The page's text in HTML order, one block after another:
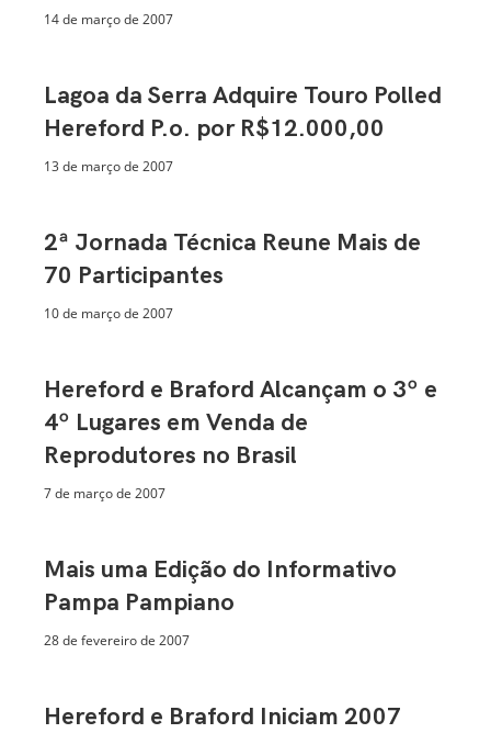
14 de março de 2007
Lagoa da Serra Adquire Touro Polled
Hereford P.o. por R$12.000,00
13 de março de 2007
2ª Jornada Técnica Reune Mais de
70 Participantes
10 de março de 2007
Hereford e Braford Alcançam o 3º e
4º Lugares em Venda de
Reprodutores no Brasil
7 de março de 2007
Mais uma Edição do Informativo
Pampa Pampiano
28 de fevereiro de 2007
Hereford e Braford Iniciam 2007